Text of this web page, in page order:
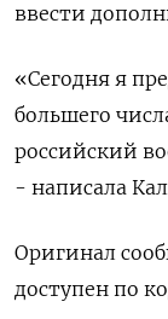
ввести
«Сегодня ‌я
большего
российский
- написала
Оригинал
доступен ​по